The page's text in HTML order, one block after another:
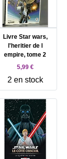
Livre Star wars,
l'heritier de l
empire, tome 2
5,99 €
2 en stock